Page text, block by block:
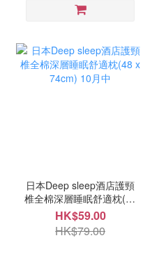
日本Deep sleep酒店護頸
椎全棉深層睡眠舒適枕(48
x 74cm) 10月中
HK$59.00
HK$79.00